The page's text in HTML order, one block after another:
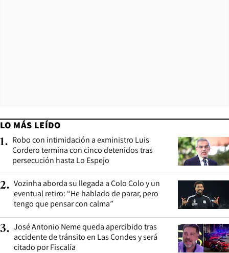
LO MÁS LEÍDO
1. Robo con intimidación a exministro Luis
Cordero termina con cinco detenidos tras
persecución hasta Lo Espejo
2. Vozinha aborda su llegada a Colo Colo y un
eventual retiro: “He hablado de parar, pero
tengo que pensar con calma”
3. José Antonio Neme queda apercibido tras
accidente de tránsito en Las Condes y será
citado por Fiscalía